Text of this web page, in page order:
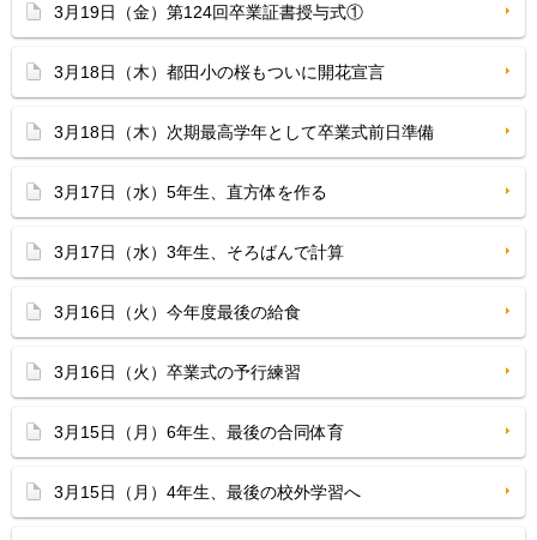
3月19日（金）第124回卒業証書授与式①
3月18日（木）都田小の桜もついに開花宣言
3月18日（木）次期最高学年として卒業式前日準備
3月17日（水）5年生、直方体を作る
3月17日（水）3年生、そろばんで計算
3月16日（火）今年度最後の給食
3月16日（火）卒業式の予行練習
3月15日（月）6年生、最後の合同体育
3月15日（月）4年生、最後の校外学習へ